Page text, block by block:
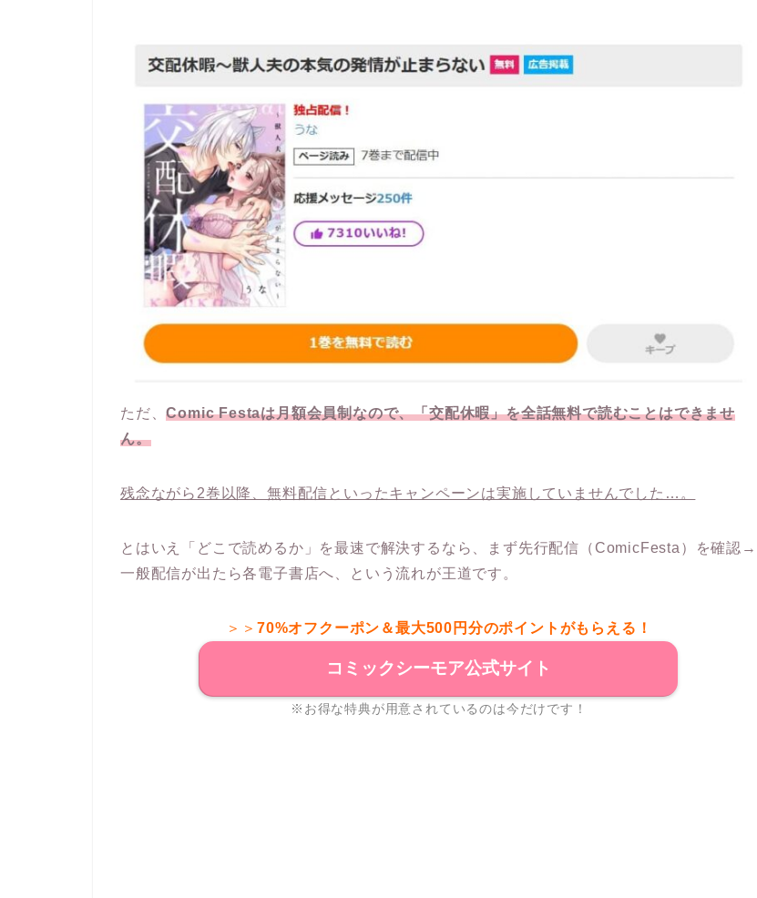
ただ、Comic Festaは月額会員制なので、「交配休暇」を全話無料で読むことはできませ
ん。
残念ながら2巻以降、無料配信といったキャンペーンは実施していませんでした…。
とはいえ「どこで読めるか」を最速で解決するなら、まず先行配信（ComicFesta）を確認→
一般配信が出たら各電子書店へ、という流れが王道です。
＞＞ 70%オフクーポン＆最大500円分のポイントがもらえる！
コミックシーモア公式サイト
※お得な特典が用意されているのは今だけです！